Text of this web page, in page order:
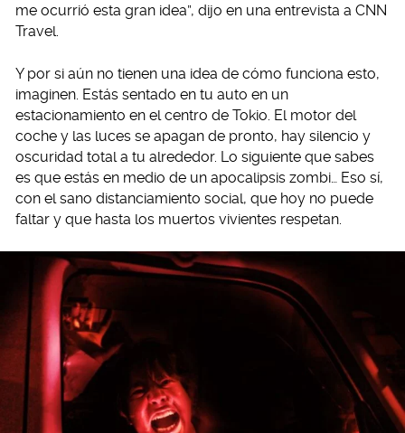
me ocurrió esta gran idea”, dijo en una entrevista a CNN
Travel.
Y por si aún no tienen una idea de cómo funciona esto,
imaginen. Estás sentado en tu auto en un
estacionamiento en el centro de Tokio. El motor del
coche y las luces se apagan de pronto, hay silencio y
oscuridad total a tu alrededor. Lo siguiente que sabes
es que estás en medio de un apocalipsis zombi… Eso sí,
con el sano distanciamiento social, que hoy no puede
faltar y que hasta los muertos vivientes respetan.